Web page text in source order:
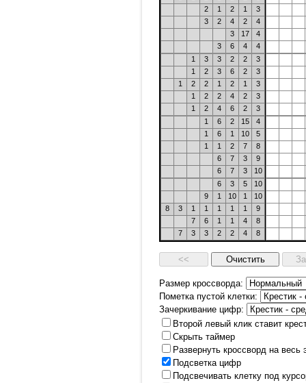
2
1 2 1
3
3
2 4 2
4
3
17
4
3
6 4
4
1
3 3 2 2
3
1
2 3 6 2
3
1
2 2 1 2 1
3
1
2 2 4 2
3
1
2 4 6 2
3
1
6 2 15
4
1
6 1 10
5
1
1 2 7
8
6
7 3
9
6
7 3
10
6
3 5
10
9
1 10 1
10
8
3 1 1 1 1 1
9
7
6 1 1 4
8
7
3 3 2 2 4 8
Размер кроссворда:
Пометка пустой клетки:
Зачеркивание цифр:
Второй левый клик ставит
Скрыть таймер
Развернуть кроссворд на
Подсветка цифр
Подсвечивать клетку под